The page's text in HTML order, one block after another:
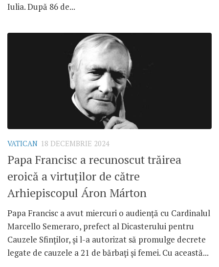
Iulia. După 86 de...
VATICAN 18 DECEMBRIE 2024
Papa Francisc a recunoscut trăirea
eroică a virtuților de către
Arhiepiscopul Áron Márton
Papa Francisc a avut miercuri o audiență cu Cardinalul
Marcello Semeraro, prefect al Dicasterului pentru
Cauzele Sfinților, și l-a autorizat să promulge decrete
legate de cauzele a 21 de bărbați și femei. Cu această...